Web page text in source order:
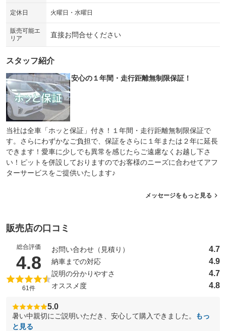
定休日 火曜日・水曜日
販売可能エ
リア
直接お問合せください
スタッフ紹介
安心の１年間・走行距離無制限保証！
当社は全車「ホッと保証」付き！１年間・走行距離無制限保証で
す。さらにわずかなご負担で、保証をさらに１年または２年に延長
できます！愛車に少しでも異常を感じたらご遠慮なくお越し下さ
い！ピットを併設しておりますのでお客様のニーズに合わせてアフ
ターサービスをご提供いたします♪
メッセージをもっと見る
販売店の口コミ
総合評価
4.8 （5点満点中）
61件
お問い合わせ（見積り） 4.7
納車までの対応 4.9
説明の分かりやすさ 4.7
オススメ度 4.8
5.0
暑い中親切にご説明いただき、安心して購入できました。
もっ
と見る